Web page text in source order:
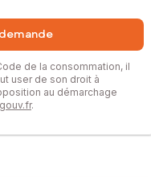
de la consommation, il
user de son droit à
au démarchage
.